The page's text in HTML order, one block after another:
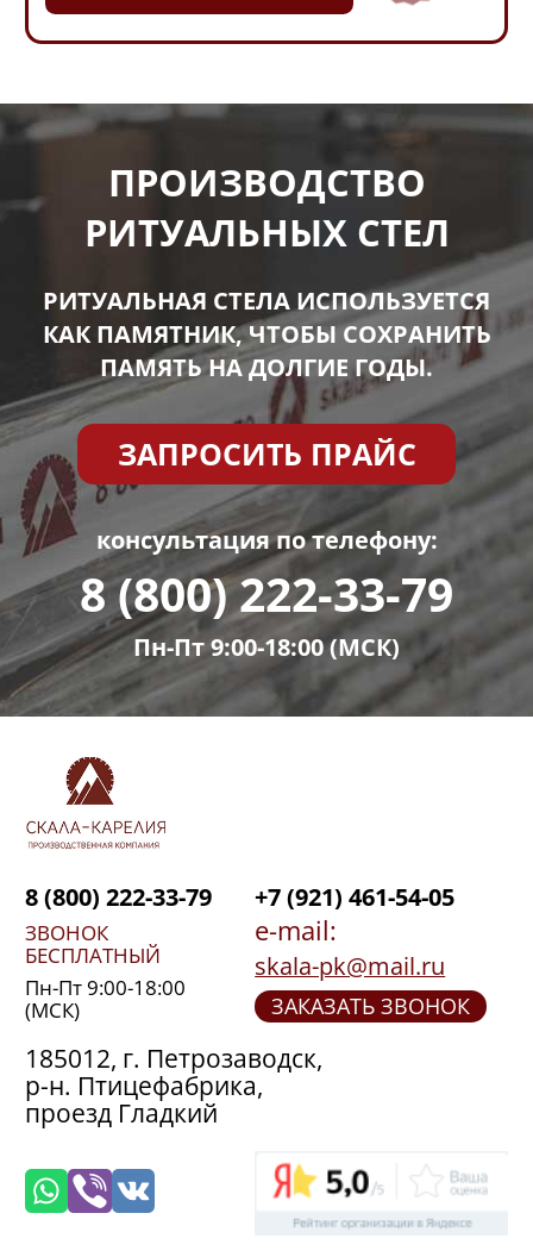
ПРОИЗВОДСТВО
РИТУАЛЬНЫХ СТЕЛ
РИТУАЛЬНАЯ СТЕЛА ИСПОЛЬЗУЕТСЯ
КАК ПАМЯТНИК, ЧТОБЫ СОХРАНИТЬ
ПАМЯТЬ НА ДОЛГИЕ ГОДЫ.
ЗАПРОСИТЬ ПРАЙС
консультация по телефону:
8 (800) 222-33-79
Пн-Пт 9:00-18:00 (МСК)
8 (800) 222-33-79
ЗВОНОК
БЕСПЛАТНЫЙ
Пн-Пт 9:00-18:00
(МСК)
+7 (921) 461-54-05
e-mail:
skala-pk@mail.ru
ЗАКАЗАТЬ ЗВОНОК
185012, г. Петрозаводск,
р-н. Птицефабрика,
проезд Гладкий